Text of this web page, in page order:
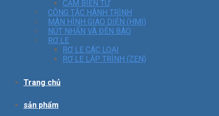
CẢM BIẾN TỪ
CÔNG TẮC HÀNH TRÌNH
MÀN HÌNH GIAO DIỆN (HMI)
NÚT NHẤN VÀ ĐÈN BÁO
RƠ LE
RƠ LE CÁC LOẠI
RƠ LE LẬP TRÌNH (ZEN)
Trang chủ
sản phẩm